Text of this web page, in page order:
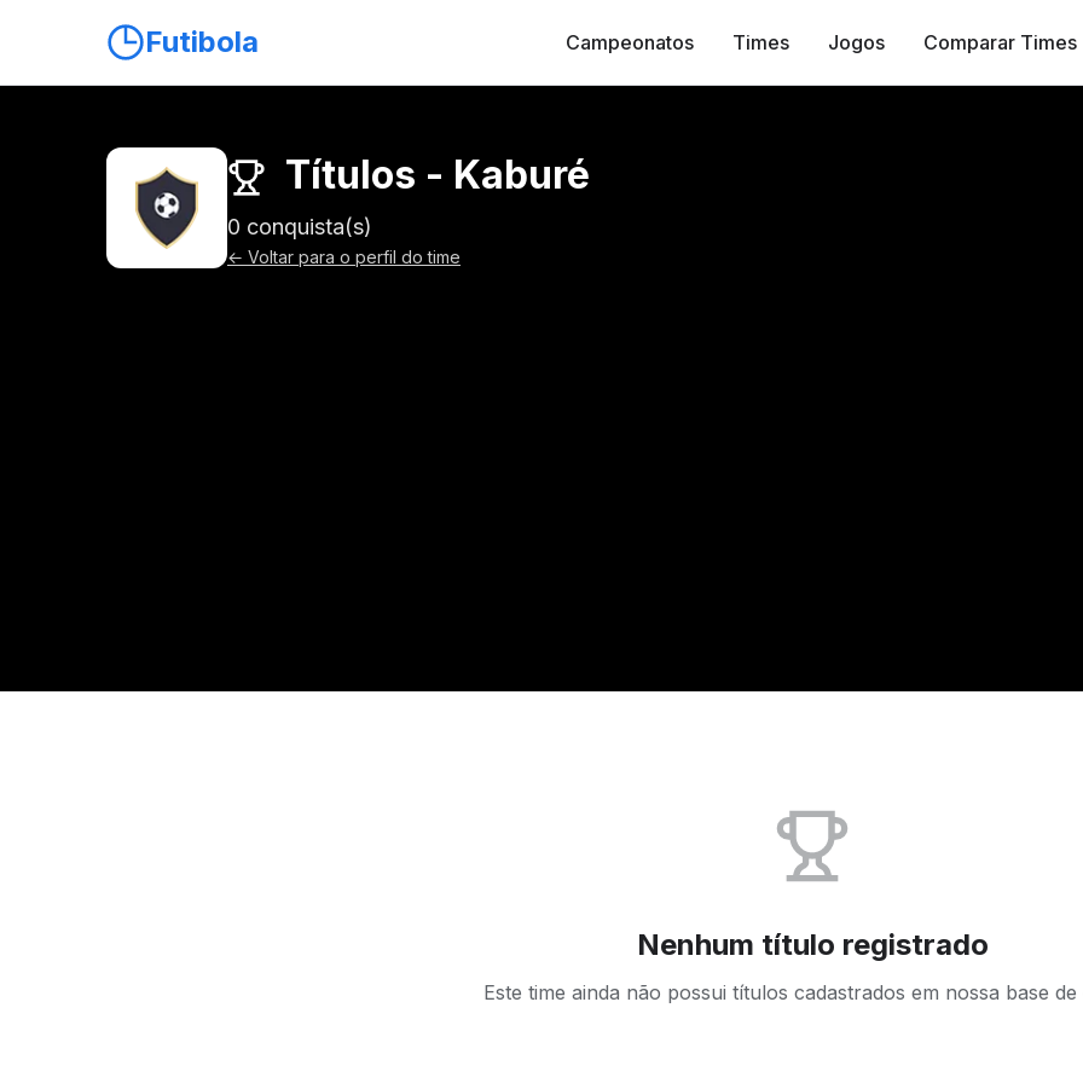
Futibola Campeonatos Times Jogos Comparar Times
Títulos - Kaburé
0 conquista(s)
← Voltar para o perfil do time
Nenhum título registrado
Este time ainda não possui títulos cadastrados em nossa base de